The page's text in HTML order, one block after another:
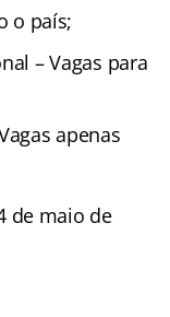
o país;
– Vagas para
apenas
de maio de